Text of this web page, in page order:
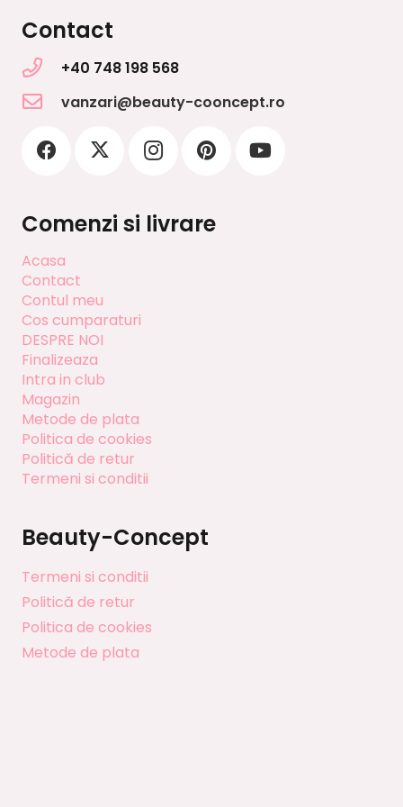
Contact
+40 748 198 568
vanzari@beauty-cooncept.ro
Comenzi si livrare
Acasa
Contact
Contul meu
Cos cumparaturi
DESPRE NOI
Finalizeaza
Intra in club
Magazin
Metode de plata
Politica de cookies
Politică de retur
Termeni si conditii
Beauty-Concept
Termeni si conditii
Politică de retur
Politica de cookies
Metode de plata